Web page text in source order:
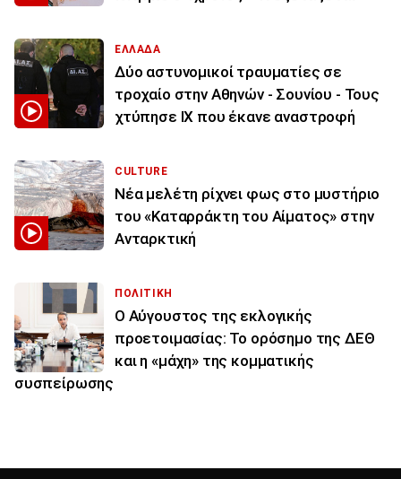
ΕΛΛΑΔΑ
Δύο αστυνομικοί τραυματίες σε
τροχαίο στην Αθηνών - Σουνίου - Τους
χτύπησε ΙΧ που έκανε αναστροφή
CULTURE
Νέα μελέτη ρίχνει φως στο μυστήριο
του «Καταρράκτη του Αίματος» στην
Ανταρκτική
ΠΟΛΙΤΙΚΗ
Ο Αύγουστος της εκλογικής
προετοιμασίας: Το ορόσημο της ΔΕΘ
και η «μάχη» της κομματικής
συσπείρωσης